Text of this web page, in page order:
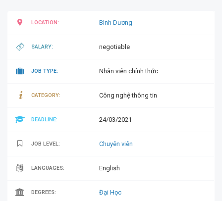
LOCATION: Bình Dương
SALARY: negotiable
JOB TYPE: Nhân viên chính thức
CATEGORY: Công nghệ thông tin
DEADLINE: 24/03/2021
JOB LEVEL: Chuyên viên
LANGUAGES: English
DEGREES: Đại Học